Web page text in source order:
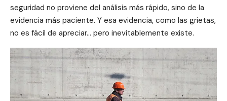
seguridad no proviene del análisis más rápido, sino de la
evidencia más paciente. Y esa evidencia, como las grietas,
no es fácil de apreciar… pero inevitablemente existe.